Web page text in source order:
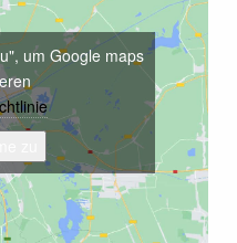
um Google maps